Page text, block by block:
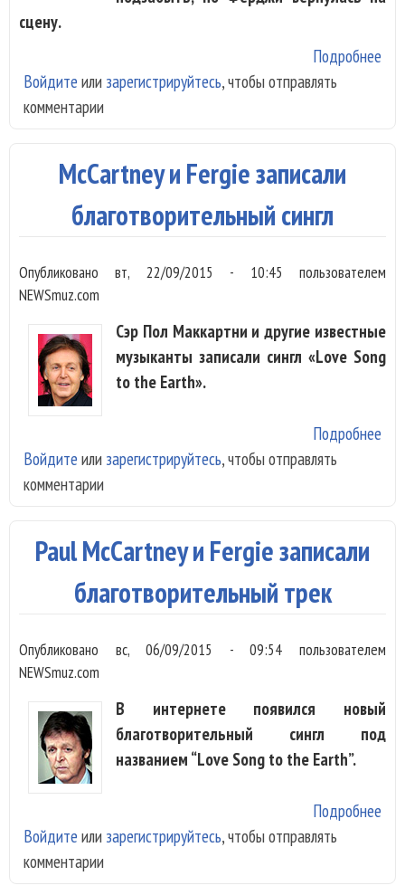
сцену.
Подробнее
Войдите или зарегистрируйтесь, чтобы отправлять
комментарии
McCartney и Fergie записали
благотворительный сингл
Опубликовановт, 22/09/2015 - 10:45 пользователем
NEWSmuz.com
Сэр Пол Маккартни и другие известные
музыканты записали сингл «Love Song
to the Earth».
Подробнее
Войдите или зарегистрируйтесь, чтобы отправлять
комментарии
Paul McCartney и Fergie записали
благотворительный трек
Опубликовано вс, 06/09/2015 - 09:54 пользователем
NEWSmuz.com
В интернете появился новый
благотворительный сингл под
названием “Love Song to the Earth”.
Подробнее
Войдите или зарегистрируйтесь, чтобы отправлять
комментарии